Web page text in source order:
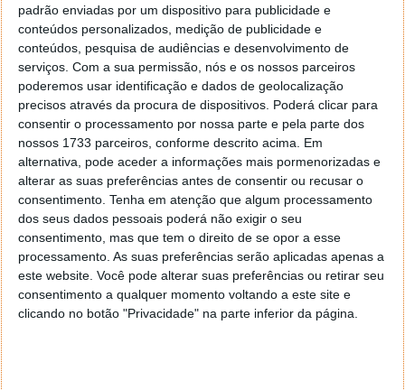
padrão enviadas por um dispositivo para publicidade e
conteúdos personalizados, medição de publicidade e
conteúdos, pesquisa de audiências e desenvolvimento de
serviços. Com a sua permissão, nós e os nossos parceiros
poderemos usar identificação e dados de geolocalização
precisos através da procura de dispositivos. Poderá clicar para
consentir o processamento por nossa parte e pela parte dos
nossos 1733 parceiros, conforme descrito acima. Em
alternativa, pode aceder a informações mais pormenorizadas e
alterar as suas preferências antes de consentir ou recusar o
consentimento. Tenha em atenção que algum processamento
dos seus dados pessoais poderá não exigir o seu
consentimento, mas que tem o direito de se opor a esse
processamento. As suas preferências serão aplicadas apenas a
este website. Você pode alterar suas preferências ou retirar seu
consentimento a qualquer momento voltando a este site e
clicando no botão "Privacidade" na parte inferior da página.
Não sendo ainda um conceito que esteja já presente
num smartphone, não se sabe se será mais do que
uma prova do que será possível fazer. Sendo a realme
uma marca do mesmo grupo da OnePlus e da OPPO,
fica espaço para a vermos presente em muitos mais
smartphones no mercado.
Naturalmente que se esperava este movimento por
parte dos fabricantes do universo Android. A Dynamic
Island é interessante demais para ser ignorada, se
bem que no caso deste smartphone há muito pouco
para esconder e acaba por ser mesmo um
aproveitamento para criar uma nova área de
notificação dentro do ecrã principal.